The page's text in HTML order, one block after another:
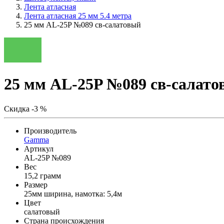
Лента атласная
Лента атласная 25 мм 5.4 метра
25 мм AL-25P №089 св-салатовый
25 мм AL-25P №089 св-
Скидка -3 %
Производитель
Gamma
Артикул
AL-25P №089
Вес
15,2 грамм
Размер
25мм ширина, намотка: 5,4м
Цвет
салатовый
Страна происхождения